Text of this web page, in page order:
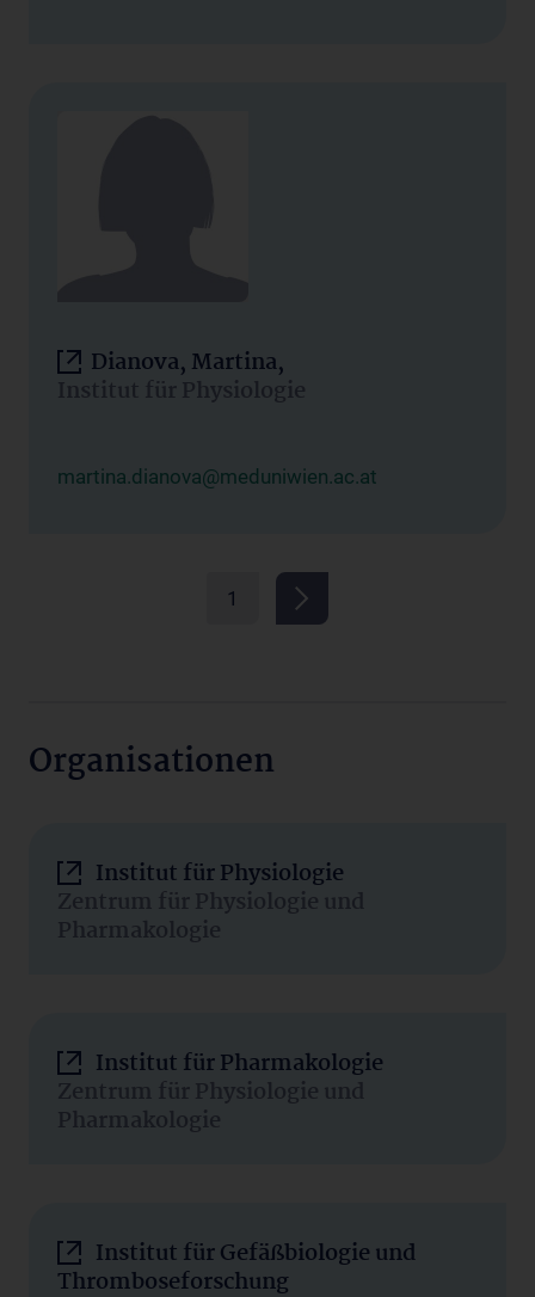
Dianova, Martina,
Institut für Physiologie
martina.dianova@meduniwien.ac.at
1
Organisationen
Institut für Physiologie
Zentrum für Physiologie und
Pharmakologie
Institut für Pharmakologie
Zentrum für Physiologie und
Pharmakologie
Institut für Gefäßbiologie und
Thromboseforschung